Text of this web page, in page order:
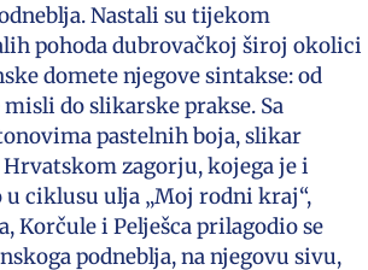
Nastali su tijekom
pohoda dubrovačkoj široj okolici
domete njegove sintakse: od
do slikarske prakse. Sa
pastelnih boja, slikar
zagorju, kojega je i
ciklusu ulja „Moj rodni kraj“,
Korčule i Pelješca prilagodio se
podneblja, na njegovu sivu,